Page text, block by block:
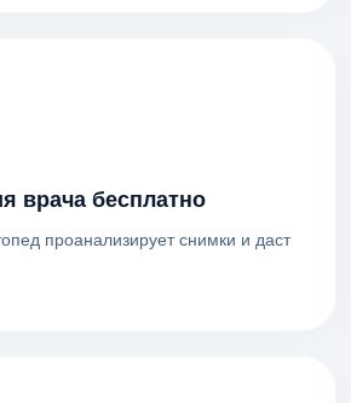
врача бесплатно
проанализирует снимки и даст